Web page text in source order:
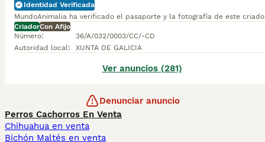
Identidad Verificada
MundoAnimalia ha verificado el pasaporte y la fotografía de este
CriadorCon Afijo
Número:
36/A/032/0003/CC/-CD
Autoridad local: XUNTA DE GALICIA
Ver anuncios (281)
Denunciar anuncio
Perros Cachorros En Venta
Chihuahua en venta
Bichón Maltés en venta